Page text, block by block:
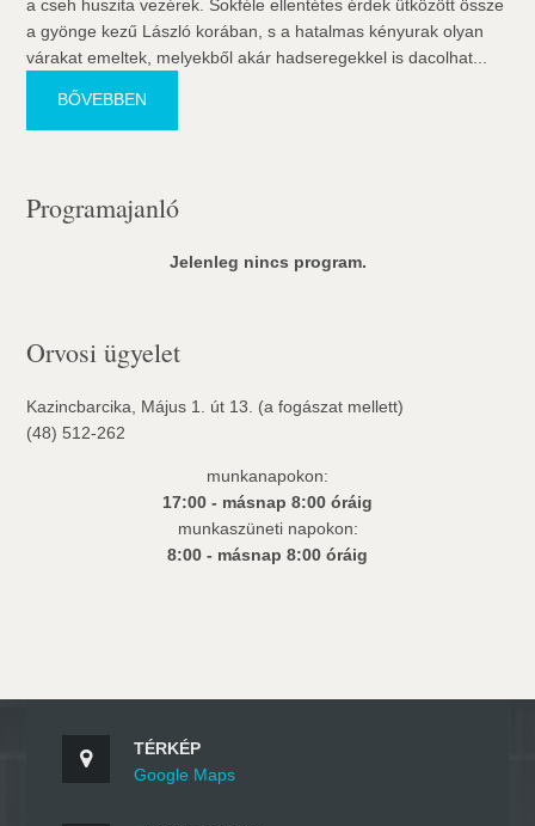
a cseh huszita vezérek. Sokféle ellentétes érdek ütközött össze
a gyönge kezű László korában, s a hatalmas kényurak olyan
várakat emeltek, melyekből akár hadseregekkel is dacolhat...
BŐVEBBEN
Programajanló
Jelenleg nincs program.
Orvosi ügyelet
Kazincbarcika, Május 1. út 13. (a fogászat mellett)
(48) 512-262
munkanapokon:
17:00 - másnap 8:00 óráig
munkaszüneti napokon:
8:00 - másnap 8:00 óráig
TÉRKÉP
Google Maps